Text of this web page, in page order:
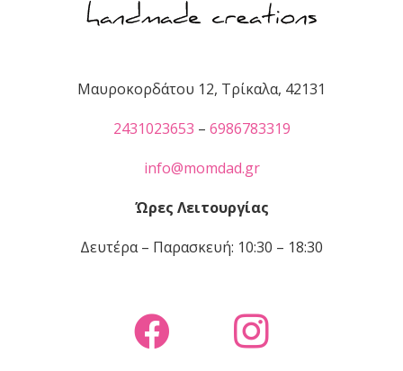
Μαυροκορδάτου 12, Τρίκαλα, 42131
2431023653 – 6986783319
info@momdad.gr
Ώρες Λειτουργίας
Δευτέρα – Παρασκευή: 10:30 – 18:30